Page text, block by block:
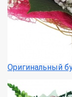
Оригинальный